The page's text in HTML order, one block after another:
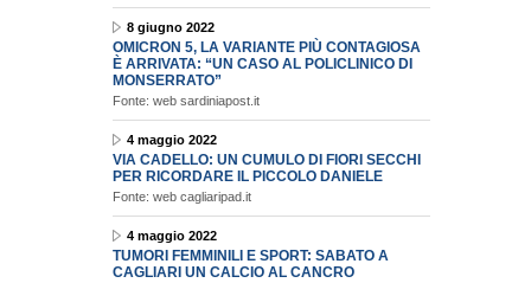
8 giugno 2022
OMICRON 5, LA VARIANTE PIÙ CONTAGIOSA
È ARRIVATA: “UN CASO AL POLICLINICO DI
MONSERRATO”
Fonte: web sardiniapost.it
4 maggio 2022
VIA CADELLO: UN CUMULO DI FIORI SECCHI
PER RICORDARE IL PICCOLO DANIELE
Fonte: web cagliaripad.it
4 maggio 2022
TUMORI FEMMINILI E SPORT: SABATO A
CAGLIARI UN CALCIO AL CANCRO